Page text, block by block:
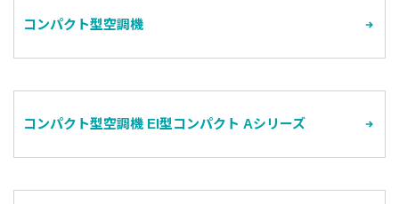
コンパクト型空調機
コンパクト型空調機 EI型コンパクト Aシリーズ